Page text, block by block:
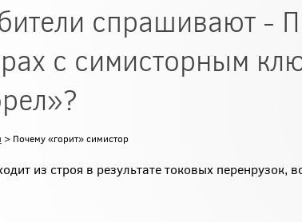
спрашивают -
с симисторным
> Почему «горит» симистор
из строя в результате токовых